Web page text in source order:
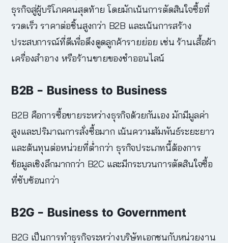
ธุรกิจสู่ผู้บริโภคคนสุดท้าย โดยมักเน้นการตัดสินใจซื้อที่
รวดเร็ว ราคาต่อชิ้นสูงกว่า B2B และเน้นการสร้าง
ประสบการณ์ที่ดีเพื่อดึงดูดลูกค้ารายย่อย เช่น ร้านเสื้อผ้า
เครื่องสำอาง หรือร้านขายของชำออนไลน์
B2B – Business to Business
B2B คือการซื้อขายระหว่างธุรกิจด้วยกันเอง มักมีมูลค่า
สูงและปริมาณการสั่งซื้อมาก เน้นความสัมพันธ์ระยะยาว
และต้นทุนต่อหน่วยที่ต่ำกว่า ธุรกิจประเภทนี้ต้องการ
ข้อมูลเชิงลึกมากกว่า B2C และมีกระบวนการตัดสินใจซื้อ
ที่ซับซ้อนกว่า
B2G – Business to Government
B2G เป็นการทำธุรกิจระหว่างบริษัทเอกชนกับหน่วยงาน